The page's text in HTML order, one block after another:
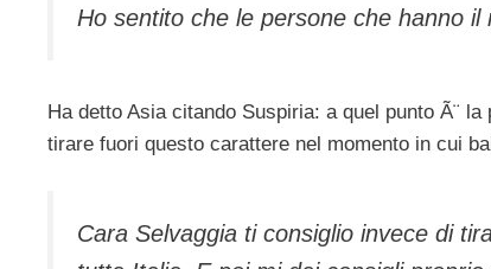
Ho sentito che le persone che hanno il
Ha detto Asia citando Suspiria: a quel punto Ã¨
tirare fuori questo carattere nel momento in cui
Cara Selvaggia ti consiglio invece di